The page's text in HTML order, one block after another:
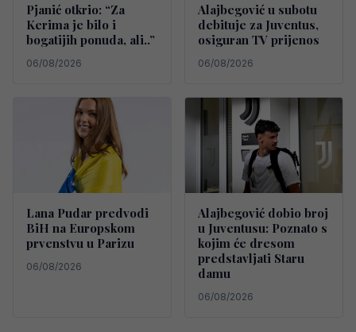
Pjanić otkrio: “Za
Kerima je bilo i
bogatijih ponuda, ali..”
06/08/2026
Alajbegović u subotu
debituje za Juventus,
osiguran TV prijenos
06/08/2026
Lana Pudar predvodi
BiH na Europskom
prvenstvu u Parizu
06/08/2026
Alajbegović dobio broj
u Juventusu: Poznato s
kojim će dresom
predstavljati Staru
damu
06/08/2026